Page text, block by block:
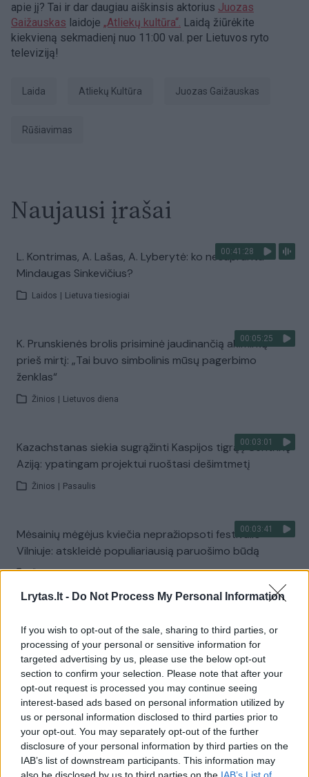
Lrytas.lt - Do Not Process My Personal Information
If you wish to opt-out of the sale, sharing to third parties, or
processing of your personal or sensitive information for
targeted advertising by us, please use the below opt-out
section to confirm your selection. Please note that after your
opt-out request is processed you may continue seeing
interest-based ads based on personal information utilized by
us or personal information disclosed to third parties prior to
your opt-out. You may separately opt-out of the further
disclosure of your personal information by third parties on the
IAB’s list of downstream participants. This information may
apie jį? Tai ir dar daugiau aiškinsis aktorius Juozas
Gaižauskas laidoje „Atliekų kultūra“. Laidą žiūrėkite
kiekvieną sekmadienį nuo 11:00 val. per Lietuvos ryto
televiziją!
laida Atliekų Kultūra Juozas Gaižauskas
rūšiavimas
Naujausi įrašai
00:41:28
L. Kontrimas, A. Lašas, A. Lyberytė: ko nesupranta
Mindaugas Sinkevičius?
Laidos Lietuva tiesiogiai
00:05:25
K. Prunskienės brolis prisiminė jaudinančią akimirką
prieš mirtį: „Tai buvo simbolinis mūsų pagerbimo
ženklas“
Žinios Lietuvos diena
00:03:01
Kazachstanas siekia sugrąžinti Kaspijos tigrą į Centrinę
Aziją: ypatingam projektui ruoštasi dešimtmetį
Žinios Pasaulis
00:03:41
Mėsainių mėgėjus kviečia nepražiopsoti festivalio
Vilniuje: atskleidė populiariausią paruošimo būdą
Žinios | Lietuvos diena
Žiūrimiausi įrašai
00:00:49
Pateikė daugiau detalių apie iš tėvų paimtus šešis
vaikus: jiems kilusi grėsmė
Žinios | Lietuvos diena